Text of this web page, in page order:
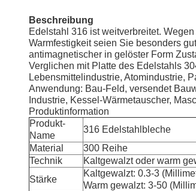
Beschreibung
Edelstahl 316 ist weitverbreitet.
Warmfestigkeit seien Sie besonders
antimagnetischer in gelöster Form
Verglichen mit Platte des Edelstahls
Lebensmittelindustrie, Atomindustrie,
Anwendung: Bau-Feld, versendet
Industrie, Kessel-Wärmetauscher,
Produktinformation
Produkt-
Name
316 Edelstahlbleche
Material
300 Reihe
Technik
Kaltgewalzt oder warm
Stärke
Kaltgewalzt: 0.3-3
Warm gewalzt: 3-50